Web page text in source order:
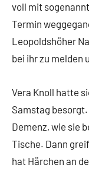
voll mit
Termin
Leopoldshöher
bei ihr zu melden
Vera Knoll hatte
Samstag
Demenz, wie sie
Tische. Dann
hat Härchen an